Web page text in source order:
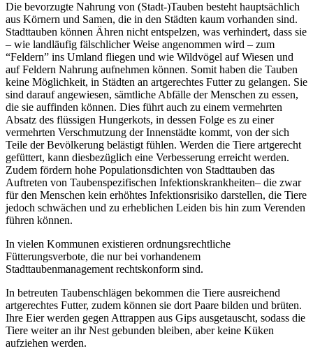
Die bevorzugte Nahrung von (Stadt-)Tauben besteht hauptsächlich
aus Körnern und Samen, die in den Städten kaum vorhanden sind.
Stadttauben können Ähren nicht entspelzen, was verhindert, dass sie
– wie landläufig fälschlicher Weise angenommen wird – zum
“Feldern” ins Umland fliegen und wie Wildvögel auf Wiesen und
auf Feldern Nahrung aufnehmen können. Somit haben die Tauben
keine Möglichkeit, in Städten an artgerechtes Futter zu gelangen. Sie
sind darauf angewiesen, sämtliche Abfälle der Menschen zu essen,
die sie auffinden können. Dies führt auch zu einem vermehrten
Absatz des flüssigen Hungerkots, in dessen Folge es zu einer
vermehrten Verschmutzung der Innenstädte kommt, von der sich
Teile der Bevölkerung belästigt fühlen. Werden die Tiere artgerecht
gefüttert, kann diesbezüglich eine Verbesserung erreicht werden.
Zudem fördern hohe Populationsdichten von Stadttauben das
Auftreten von Taubenspezifischen Infektionskrankheiten– die zwar
für den Menschen kein erhöhtes Infektionsrisiko darstellen, die Tiere
jedoch schwächen und zu erheblichen Leiden bis hin zum Verenden
führen können.
In vielen Kommunen existieren ordnungsrechtliche
Fütterungsverbote, die nur bei vorhandenem
Stadttaubenmanagement rechtskonform sind.
In betreuten Taubenschlägen bekommen die Tiere ausreichend
artgerechtes Futter, zudem können sie dort Paare bilden und brüten.
Ihre Eier werden gegen Attrappen aus Gips ausgetauscht, sodass die
Tiere weiter an ihr Nest gebunden bleiben, aber keine Küken
aufziehen werden.